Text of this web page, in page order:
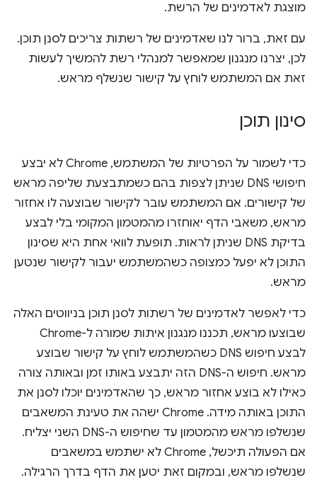
מוצגת לאדמינים של הרשת.
עם זאת, ברור לנו שאדמינים של רשתות צריכים לסנן תוכן.
לכן, יצרנו מנגנון שמאפשר למנהלי רשת להמשיך לעשות
זאת אם המשתמש לוחץ על קישור שנשלף מראש.
סינון תוכן
כדי לשמור על הפרטיות של המשתמש, Chrome לא יבצע
חיפושי DNS שניתן לצפות בהם כשמתבצעת שליפה מראש
של קישורים. אם המשתמש עובר לקישור שבוצעה לו אחזור
מראש, משאבי הדף יאוחזרו מהמטמון המקומי בלי לבצע
בדיקת DNS שניתן לראות. תופעת לוואי אחת היא שסינון
התוכן לא יפעל כמצופה כשהמשתמש יעבור לקישור שנטען
מראש.
כדי לאפשר לאדמינים של רשתות לסנן תוכן בניווטים האלה
שבוצעו מראש, תכננו מנגנון איתות שמורה ל-Chrome
לבצע חיפוש DNS כשהמשתמש לוחץ על קישור שבוצע
מראש. חיפוש ה-DNS הזה יתבצע באותו זמן ובאותה צורה
כאילו לא בוצע אחזור מראש, כך שהאדמינים יוכלו לסנן את
התוכן באותה מידה. ‫Chrome ישהה את טעינת המשאבים
שנשלפו מראש מהמטמון עד שחיפוש ה-DNS השני יצליח.
אם הפעולה תיכשל, Chrome לא ישתמש במשאבים
שנשלפו מראש, ובמקום זאת יטען את הדף בדרך הרגילה.